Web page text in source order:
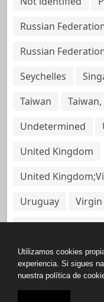
Russian
Russian
Seychelles
Taiwan
Undetermined
United Kingdom
United
Uruguay
Virgin
Virgin Islands,
Utilizamos cookies
experiencia. Si sigues
nuestra política de